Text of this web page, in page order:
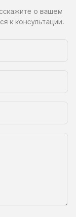
о вашем
к консультации.